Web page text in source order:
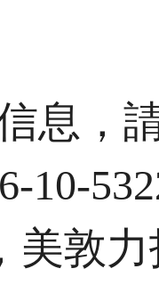
息，
10-
美敦